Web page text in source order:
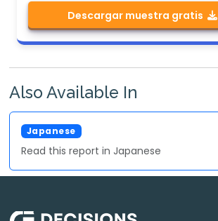
Descargar muestra gratis
Also Available In
Japanese
Read this report in Japanese